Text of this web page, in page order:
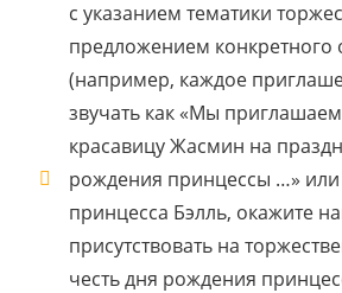
с указанием тематики
предложением конкретного
(например, каждое
звучать как «Мы
красавицу Жасмин на
рождения принцессы …»
принцесса Бэлль, окажите
присутствовать на
честь дня рождения